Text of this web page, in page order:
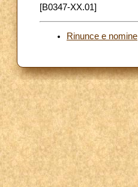
[B0347-XX.01]
Rinunce e nomine